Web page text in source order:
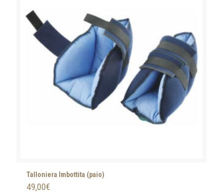
Talloniera Imbottita (paio)
49,00€